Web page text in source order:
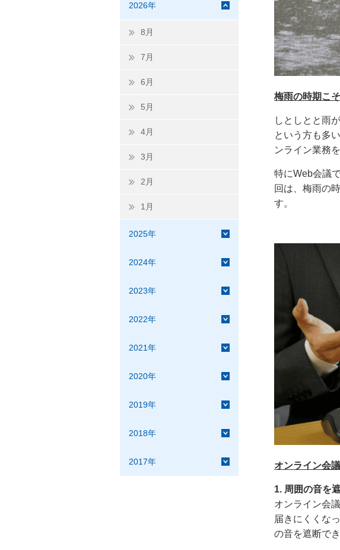
2026年
8月
7月
6月
5月
4月
3月
2月
1月
2025年
2024年
2023年
2022年
2021年
2020年
2019年
2018年
2017年
梅雨の時期こ
しとしとと雨
という方も多
ンライン業務
特にWeb会議
回は、梅雨の
す。
オンライン会
1. 周囲の音を
オンライン会
届きにくくな
の音を遮断で